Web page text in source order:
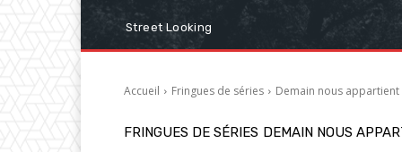
Street Looking
Accueil Fringues de séries Demain nous appartient
FRINGUES DE SÉRIES DEMAIN NOUS